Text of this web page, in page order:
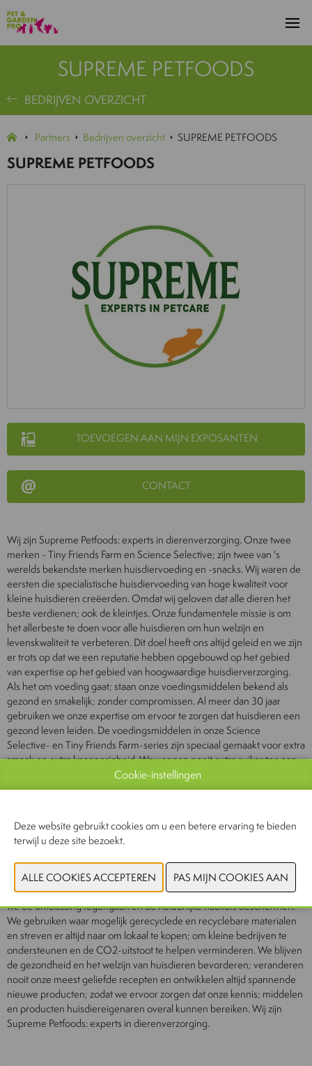
SUPREME PETFOODS
BEDRIJVEN OVERZICHT
Partners Bedrijven overzicht SUPREME PETFOODS
SUPREME PETFOODS
TOEVOEGEN AAN MIJN EXPOSANTEN
CONTACT
Wij zijn Supreme Petfoods: experts in dierenverzorging. Onze twee
merken - Tiny Friends Farm en Science Selective; zijn twee van 's
werelds bekendste merken huisdiervoeding en -snacks. Wij waren de
eersten die specialistische huisdiervoeding van hoge kwaliteit voor
kleine huisdieren creëerden. Omdat wij geloven dat alle dieren het
beste verdienen; ook de kleintjes. Onze fundamentele missie is om
het allerbeste te doen voor alle huisdieren om hun welzijn en
levenskwaliteit te verbeteren. Dit doel heeft ons altijd geleid en we zijn
er trots op dat we een reputatie hebben opgebouwd op het gebied
van expertise op het gebied van hoogwaardige huisdierverzorging.
Als het om voeding gaat; staan ​​onze voedingsmiddelen bekend als
gezond en smakelijk; zonder compromissen. Al meer dan 30 jaar
gebruiken we onze expertise om ervoor te zorgen dat huisdieren een
gezond leven leiden. De voedingsmiddelen in onze Science
Selective- en Tiny Friends Farm-series zijn speciaal gemaakt voor extra
smaak en extra knapperigheid. We voegen nooit extra suiker toe aan
onze dierenvoeding; we gebruiken natuurlijke ingrediënten en
hanteren een traceerbaar proces vanaf het begin tot aan de voerbak
huisdieren kunnen zorgen; met begeleiding over portiegrootte;
evenwichtige voeding; huisvesting en lichaamsbeweging; zodat onze
klanten over de beste informatie beschikken om hun harige vrienden
gelukkig en gezond te houden. Naast onze toewijding aan dieren
thuis; hebben we ook een toewijding aan alle dieren; mensen en de
wereld. We gebruiken nooit palmolie in al onze producten; waardoor
we de ontbossing tegengaan en de natuurlijke habitats beschermen.
We gebruiken waar mogelijk gerecyclede en recyclebare materialen
en streven er altijd naar om lokaal te kopen; om kleine bedrijven te
ondersteunen en de CO2-uitstoot te helpen verminderen. We blijven
de gezondheid en het welzijn van huisdieren bevorderen; veranderen
nooit onze meest geliefde recepten en ontwikkelen altijd spannende
nieuwe producten; zodat we ervoor zorgen dat onze kennis; middelen
en producten huisdiereigenaren overal kunnen bereiken. Wij zijn
Supreme Petfoods: experts in dierenverzorging.
Cookie-instellingen
Deze website gebruikt cookies om u een betere ervaring te bieden
terwijl u deze site bezoekt.